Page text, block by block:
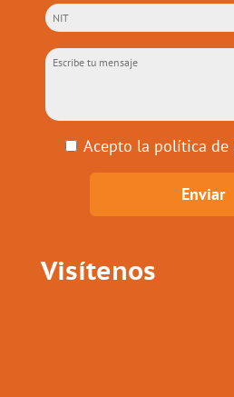
Acepto la política de
Visítenos